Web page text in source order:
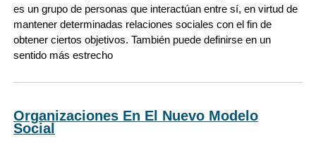
es un grupo de personas que interactúan entre sí, en virtud de
mantener determinadas relaciones sociales con el fin de
obtener ciertos objetivos. También puede definirse en un
sentido más estrecho
Organizaciones En El Nuevo Modelo
Social